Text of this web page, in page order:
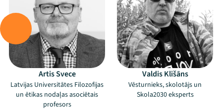
Artis Svece
Latvijas Universitātes Filozofijas
un ētikas nodaļas asociētais
profesors
Valdis Klišāns
Vēsturnieks, skolotājs un
Skola2030 eksperts